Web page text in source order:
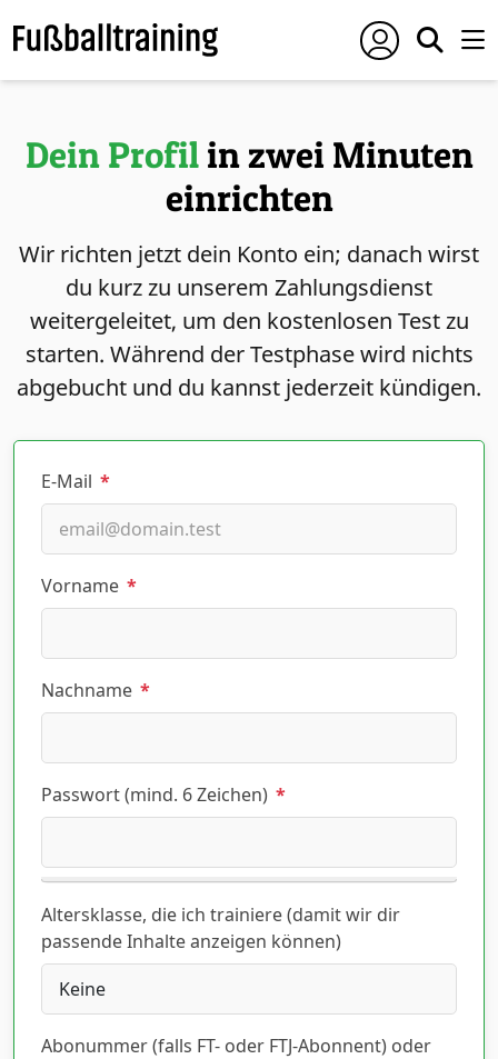
Dein Profilin zwei Minuten
einrichten
Wir richten jetzt dein Konto ein; danach wirst
du kurz zu unserem Zahlungsdienst
weitergeleitet, um den kostenlosen Test zu
starten. Während der Testphase wird nichts
abgebucht und du kannst jederzeit kündigen.
E-Mail *
Vorname *
Nachname *
Passwort (mind. 6 Zeichen) *
Altersklasse, die ich trainiere (damit wir dir
passende Inhalte anzeigen können)
Abonummer (falls FT- oder FTJ-Abonnent) oder